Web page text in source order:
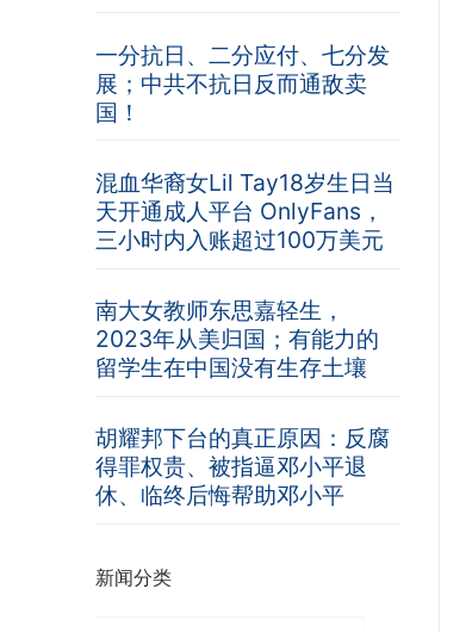
一分抗日、二分应付、七分发
展；中共不抗日反而通敌卖
国！
混血华裔女Lil Tay18岁生日当
天开通成人平台 OnlyFans，
三小时内入账超过100万美元
南大女教师东思嘉轻生，
2023年从美归国；有能力的
留学生在中国没有生存土壤
胡耀邦下台的真正原因：反腐
得罪权贵、被指逼邓小平退
休、临终后悔帮助邓小平
新闻分类